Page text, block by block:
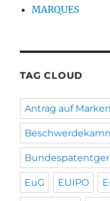
MARQUES
TAG CLOUD
Antrag auf
EuG EUIPO